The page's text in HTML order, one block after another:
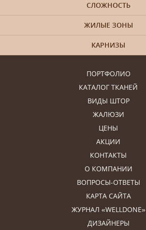
ПОРТФОЛИО
КАТАЛОГ ТКАНЕЙ
ВИДЫ ШТОР
ЖАЛЮЗИ
ЦЕНЫ
АКЦИИ
КОНТАКТЫ
О КОМПАНИИ
ВОПРОСЫ-ОТВЕТЫ
КАРТА САЙТА
ЖУРНАЛ «WELLDONE»
ДИЗАЙНЕРЫ
СЛОЖНОСТЬ
ЖИЛЫЕ ЗОНЫ
КАРНИЗЫ